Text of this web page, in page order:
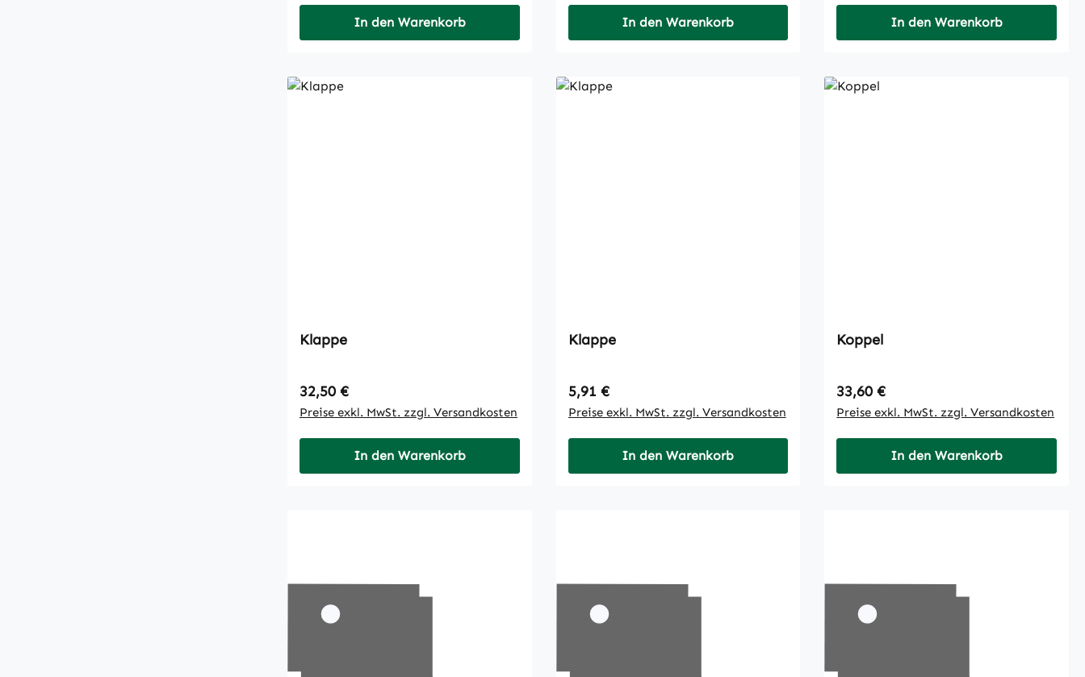
In den Warenkorb In den Warenkorb In den Warenkorb
Klappe
Regulärer Preis:
32,50 €
Preise exkl. MwSt. zzgl. Versandkosten
In den Warenkorb
Klappe
Regulärer Preis:
5,91 €
Preise exkl. MwSt. zzgl. Versandkosten
In den Warenkorb
Koppel
Regulärer Preis:
33,60 €
Preise exkl. MwSt. zzgl. Versandkosten
In den Warenkorb